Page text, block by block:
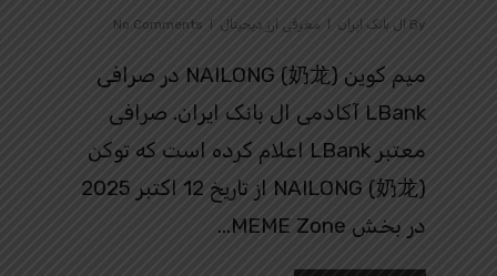
By ال بانک ایران معرفی ارز دیجیتال No Comments
میم کوین NAILONG (奶龙) در صرافی
LBank آکادمی ال بانک ایران. صرافی
معتبر LBank اعلام کرده است که توکن
NAILONG (奶龙) از تاریخ 12 اکتبر 2025
در بخش MEME Zone…